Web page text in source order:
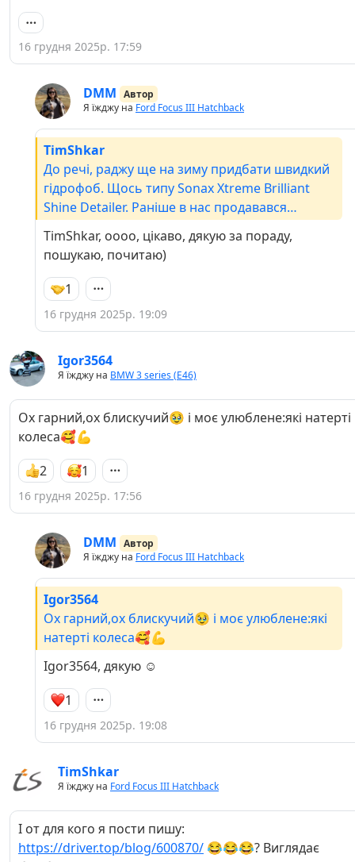
16 грудня 2025р. 17:59
DMM Автор
Я їжджу на Ford Focus III Hatchback
TimShkar
До речі, раджу ще на зиму придбати швидкий
гідрофоб. Щось типу Sonax Xtreme Brilliant
Shine Detailer. Раніше в нас продавався
нажаль, там проблемка із країною
виробником (хоча й досі то тут то там бачу
його на маркетплейсах).
TimShkar, оооо, цікаво, дякую за пораду,
пошукаю, почитаю)
1
16 грудня 2025р. 19:09
Igor3564
Я їжджу на BMW 3 series (E46)
Ох гарний,ох блискучий🥹 і моє улюблене:які натерті
колеса🥰💪
1
2
16 грудня 2025р. 17:56
DMM Автор
Я їжджу на Ford Focus III Hatchback
Igor3564
Ох гарний,ох блискучий🥹 і моє улюблене:які
натерті колеса🥰💪
Igor3564, дякую ☺️
1
16 грудня 2025р. 19:08
TimShkar
Я їжджу на Ford Focus III Hatchback
І от для кого я пости пишу:
https://driver.top/blog/600870/😂😂😂? Виглядає